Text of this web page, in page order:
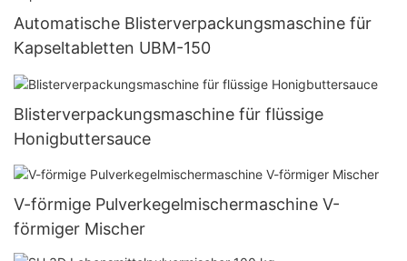
Automatische Blisterverpackungsmaschine für
Kapseltabletten UBM-150
Blisterverpackungsmaschine für flüssige
Honigbuttersauce
V-förmige Pulverkegelmischermaschine V-
förmiger Mischer